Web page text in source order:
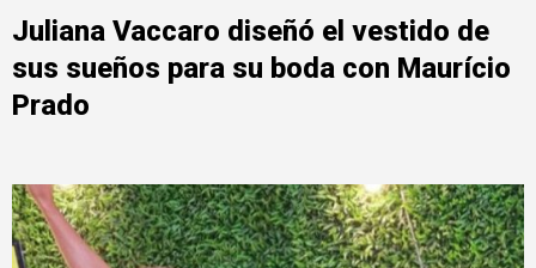
Juliana Vaccaro diseñó el vestido de
sus sueños para su boda con Maurício
Prado